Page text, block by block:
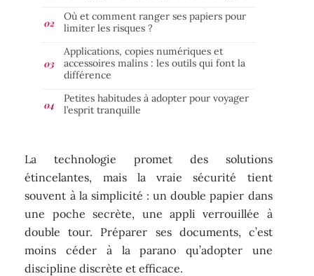
Où et comment ranger ses papiers pour
limiter les risques ?
Applications, copies numériques et
accessoires malins : les outils qui font la
différence
Petites habitudes à adopter pour voyager
l’esprit tranquille
La technologie promet des solutions
étincelantes, mais la vraie sécurité tient
souvent à la simplicité : un double papier dans
une poche secrète, une appli verrouillée à
double tour. Préparer ses documents, c’est
moins céder à la parano qu’adopter une
discipline discrète et efficace.